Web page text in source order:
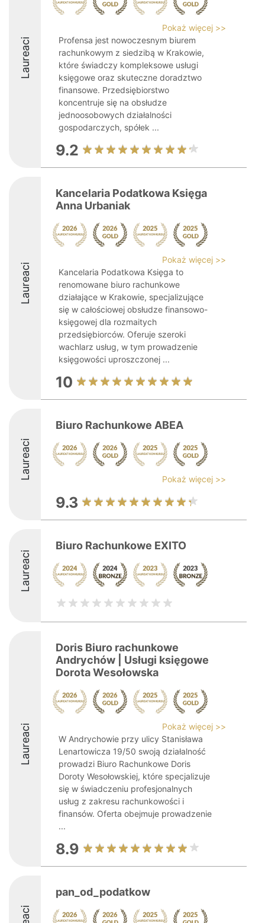
Laureaci
Pokaż więcej >>
Profensa jest nowoczesnym biurem
rachunkowym z siedzibą w Krakowie,
które świadczy kompleksowe usługi
księgowe oraz skuteczne doradztwo
finansowe. Przedsiębiorstwo
koncentruje się na obsłudze
jednoosobowych działalności
gospodarczych, spółek ...
9.2
Laureaci
Kancelaria Podatkowa Księga
Anna Urbaniak
Pokaż więcej >>
Kancelaria Podatkowa Księga to
renomowane biuro rachunkowe
działające w Krakowie, specjalizujące
się w całościowej obsłudze finansowo-
księgowej dla rozmaitych
przedsiębiorców. Oferuje szeroki
wachlarz usług, w tym prowadzenie
księgowości uproszczonej ...
10
Laureaci
Biuro Rachunkowe ABEA
Pokaż więcej >>
9.3
Laureaci
Biuro Rachunkowe EXITO
Laureaci
Doris Biuro rachunkowe
Andrychów | Usługi księgowe
Dorota Wesołowska
Pokaż więcej >>
W Andrychowie przy ulicy Stanisława
Lenartowicza 19/50 swoją działalność
prowadzi Biuro Rachunkowe Doris
Doroty Wesołowskiej, które specjalizuje
się w świadczeniu profesjonalnych
usług z zakresu rachunkowości i
finansów. Oferta obejmuje prowadzenie
...
8.9
pan_od_podatkow